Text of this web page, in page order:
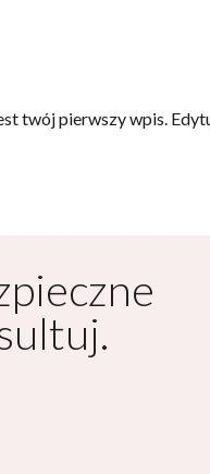
twój pierwszy wpis.